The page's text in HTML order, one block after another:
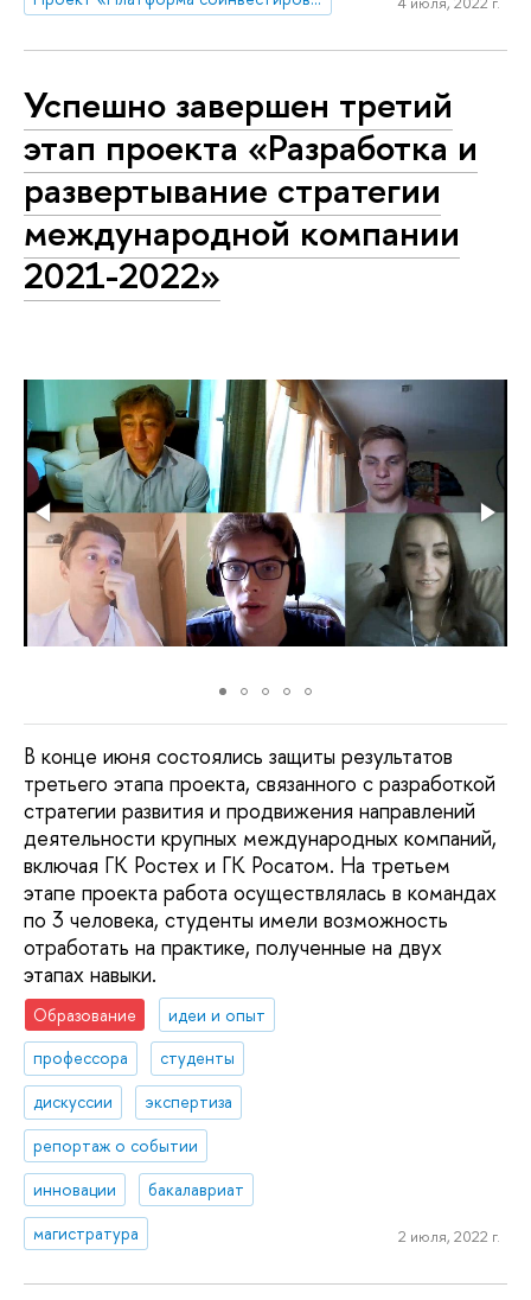
Успешно завершен третий
этап проекта «Разработка и
развертывание стратегии
международной компании
2021-2022»
В конце июня состоялись защиты результатов
третьего этапа проекта, связанного с разработкой
стратегии развития и продвижения направлений
деятельности крупных международных компаний,
включая ГК Ростех и ГК Росатом. На третьем
этапе проекта работа осуществлялась в командах
по 3 человека, студенты имели возможность
отработать на практике, полученные на двух
этапах навыки.
Образование
идеи и опыт
профессора
студенты
дискуссии
экспертиза
репортаж о событии
инновации
бакалавриат
магистратура
2 июля, 2022 г.